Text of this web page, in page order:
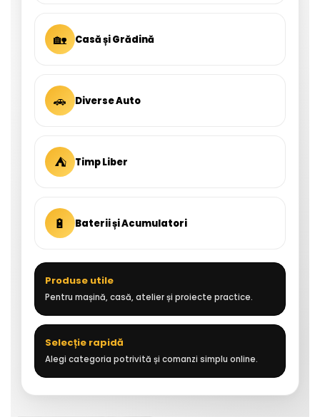
🏡 Casă și Grădină
🚗 Diverse Auto
⛺ Timp Liber
🔋 Baterii și Acumulatori
Produse utile
Pentru mașină, casă, atelier și proiecte practice.
Selecție rapidă
Alegi categoria potrivită și comanzi simplu online.